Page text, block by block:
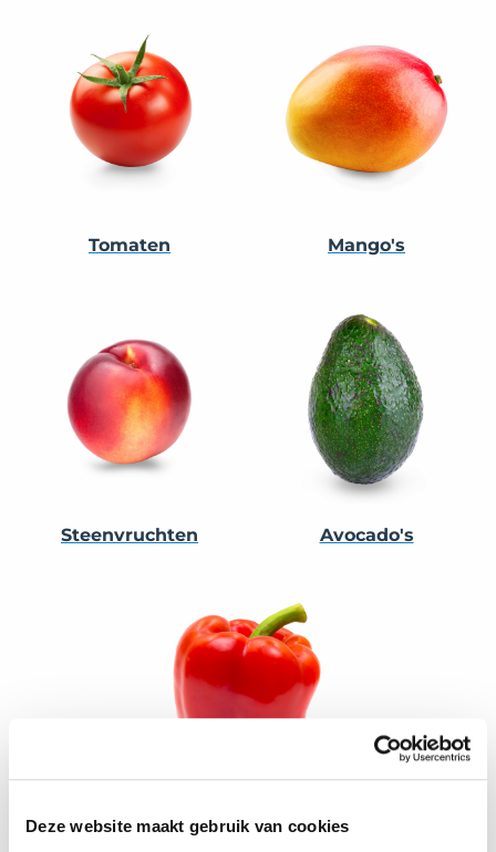
Deze website maakt gebruik van cookies
Tomaten Mango's
Steenvruchten Avocado's
Paprika's